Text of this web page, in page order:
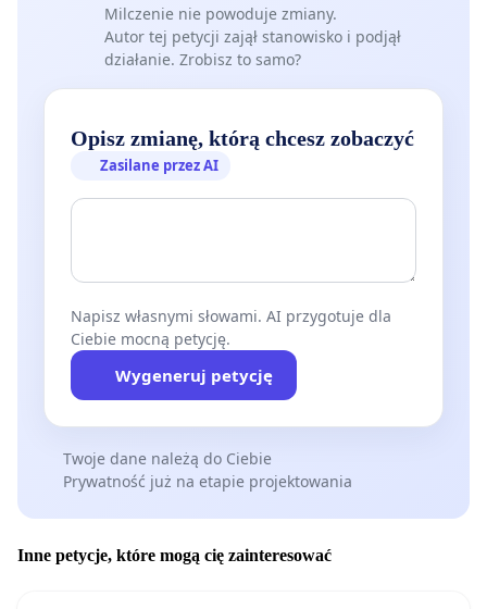
Milczenie nie powoduje zmiany.
Autor tej petycji zajął stanowisko i podjął
działanie. Zrobisz to samo?
Opisz zmianę, którą chcesz zobaczyć
Zasilane przez AI
Napisz własnymi słowami. AI przygotuje dla
Ciebie mocną petycję.
Wygeneruj petycję
Twoje dane należą do Ciebie
Prywatność już na etapie projektowania
Inne petycje, które mogą cię zainteresować